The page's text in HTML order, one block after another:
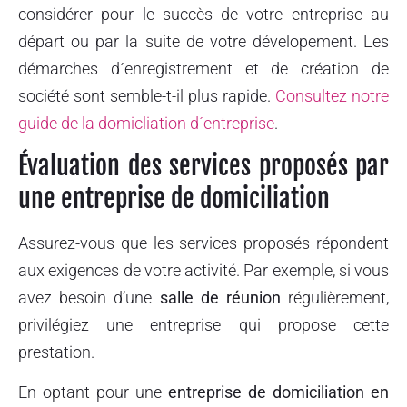
considérer pour le succès de votre entreprise au
départ ou par la suite de votre dévelopement. Les
démarches d´enregistrement et de création de
société sont semble-t-il plus rapide. Consultez notre
guide de la domicliation d´entreprise.
Évaluation des services proposés par
une entreprise de domiciliation
Assurez-vous que les services proposés répondent
aux exigences de votre activité. Par exemple, si vous
avez besoin d’une salle de réunion régulièrement,
privilégiez une entreprise qui propose cette
prestation.
En optant pour une entreprise de domiciliation en